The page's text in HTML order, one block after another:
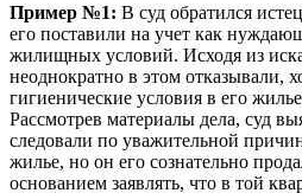
Пример №1: В суд обратился
его поставили на учет как
жилищных условий. Исходя из
неоднократно в этом отказывали,
гигиенические условия в его
Рассмотрев материалы дела, суд
следовали по уважительной
жилье, но он его сознательно
основанием заявлять, что в той